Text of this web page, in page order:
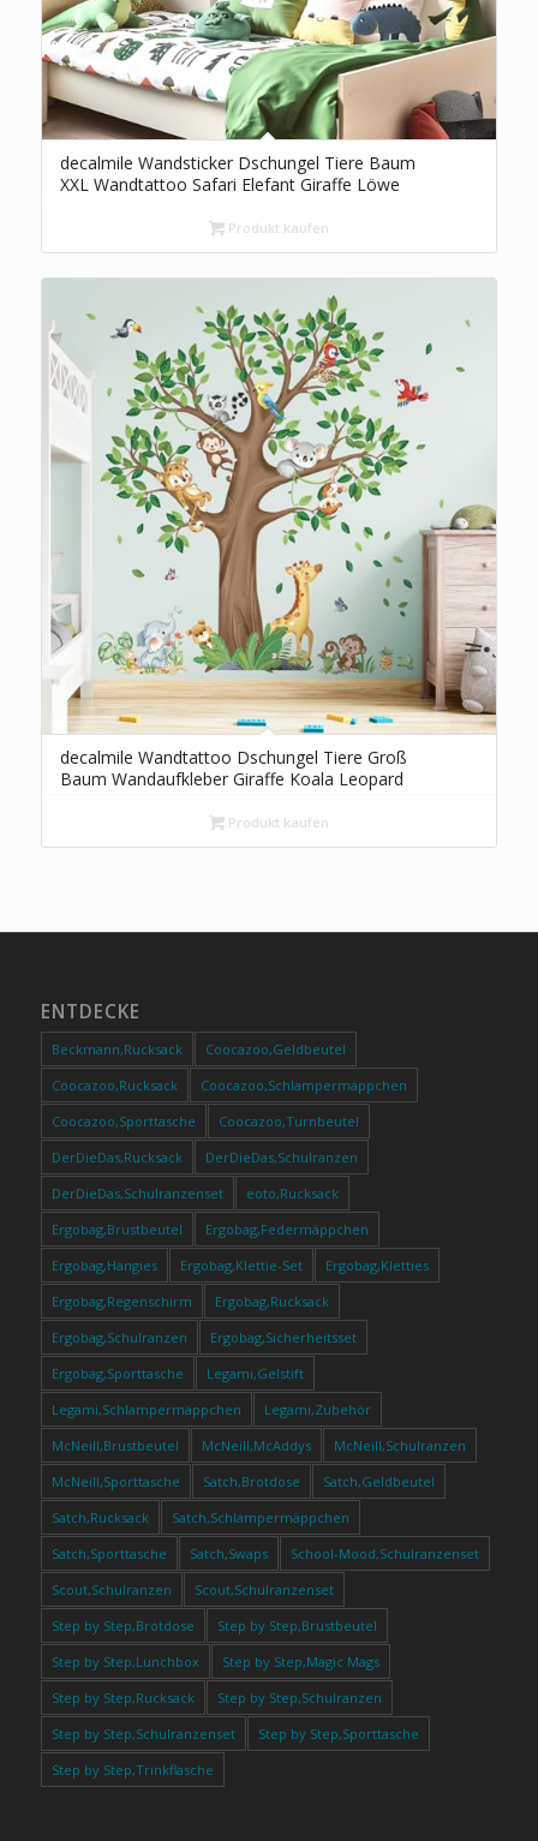
decalmile Wandsticker Dschungel Tiere Baum
XXL Wandtattoo Safari Elefant Giraffe Löwe
Babyzimmer Kinderzimmer Schlafzimmer
Wanddeko
Produkt kaufen
decalmile Wandtattoo Dschungel Tiere Groß
Baum Wandaufkleber Giraffe Koala Leopard
Wohnzimmer WanddekoProdukt kaufen
ENTDECKE
Beckmann,Rucksack
Coocazoo,Geldbeutel
Coocazoo,Rucksack
Coocazoo,Schlampermäppchen
Coocazoo,Sporttasche
Coocazoo,Turnbeutel
DerDieDas,Rucksack
DerDieDas,Schulranzen
DerDieDas,Schulranzenset
eoto,Rucksack
Ergobag,Brustbeutel
Ergobag,Federmäppchen
Ergobag,Hangies
Ergobag,Klettie-Set
Ergobag,Kletties
Ergobag,Regenschirm
Ergobag,Rucksack
Ergobag,Schulranzen
Ergobag,Sicherheitsset
Ergobag,Sporttasche
Legami,Gelstift
Legami,Schlampermäppchen
Legami,Zubehör
McNeill,Brustbeutel
McNeill,McAddys
McNeill,Schulranzen
McNeill,Sporttasche
Satch,Brotdose
Satch,Geldbeutel
Satch,Rucksack
Satch,Schlampermäppchen
Satch,Sporttasche
Satch,Swaps
School-Mood,Schulranzenset
Scout,Schulranzen
Scout,Schulranzenset
Step by Step,Brotdose
Step by Step,Brustbeutel
Step by Step,Lunchbox
Step by Step,Magic Mags
Step by Step,Rucksack
Step by Step,Schulranzen
Step by Step,Schulranzenset
Step by Step,Sporttasche
Step by Step,Trinkflasche